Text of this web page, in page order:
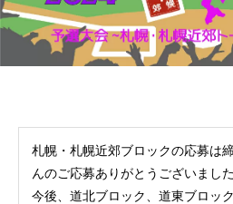
札幌・札幌近郊ブロックの応募は
んのご応募ありがとうございました
今後、道北ブロック、道東ブロッ